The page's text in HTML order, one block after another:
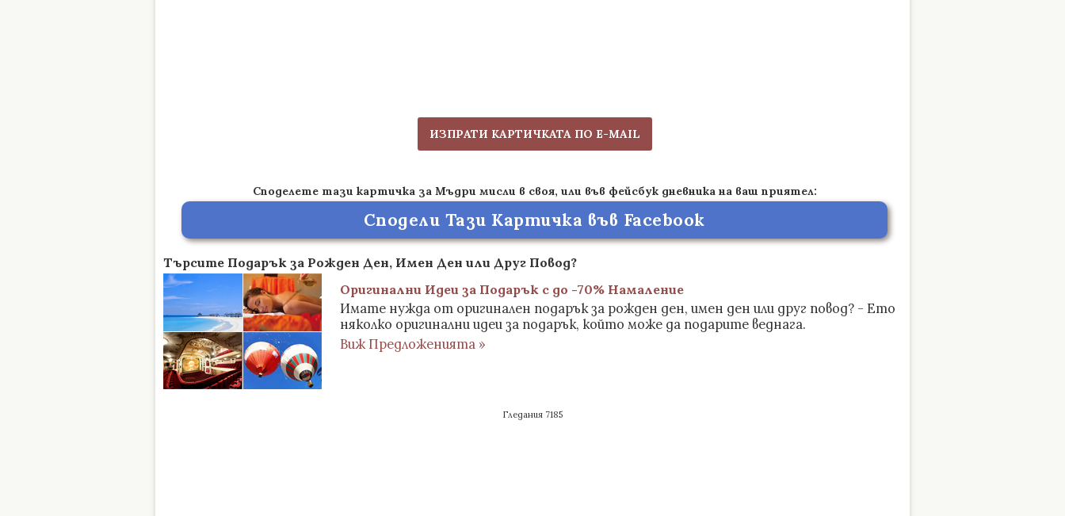
ИЗПРАТИ КАРТИЧКАТА ПО E-MAIL
Споделете тази картичка за Мъдри мисли в своя, или във фейсбук дневника на ваш приятел:
Сподели Тази Картичка във Facebook
Търсите Подарък за Рожден Ден, Имен Ден или Друг Повод?
Оригинални Идеи за Подарък с до -70% Намаление
Имате нужда от оригинален подарък за рожден ден, имен ден или друг повод? - Ето
няколко оригинални идеи за подарък, който може да подарите веднага.
Виж Предложенията »
Гледания 7185